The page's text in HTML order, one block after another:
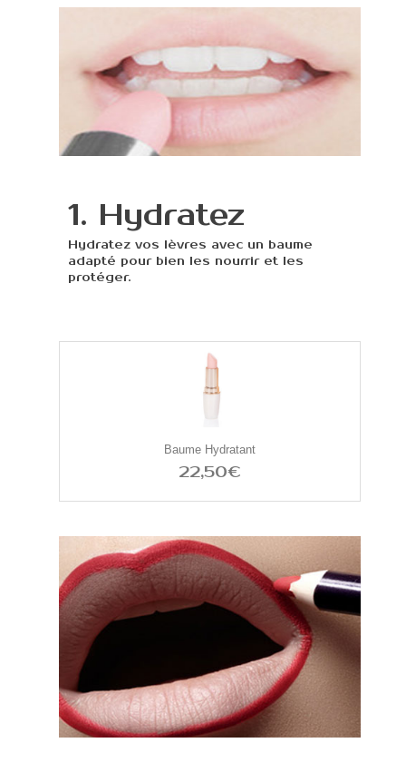
1. Hydratez
Hydratez vos lèvres avec un baume
adapté pour bien les nourrir et les
protéger.
Baume Hydratant
22,50€